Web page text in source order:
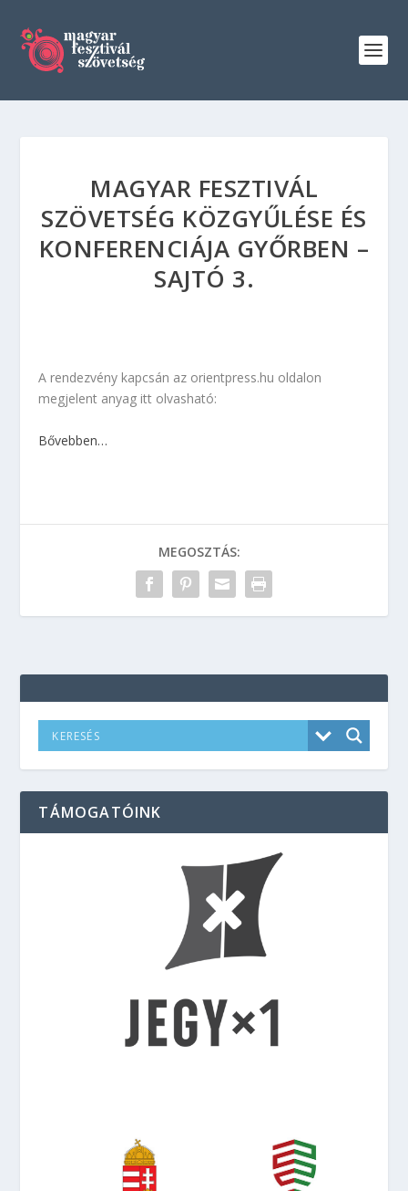
MAGYAR FESZTIVÁL
SZÖVETSÉG KÖZGYŰLÉSE ÉS
KONFERENCIÁJA GYŐRBEN –
SAJTÓ 3.
A rendezvény kapcsán az orientpress.hu oldalon
megjelent anyag itt olvasható:
Bővebben…
MEGOSZTÁS:
TÁMOGATÓINK